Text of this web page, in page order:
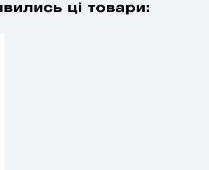
ці товари: